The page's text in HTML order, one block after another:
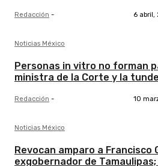
Redacción - 6 abril,
Noticias México
Personas in vitro no forman
ministra de la Corte y la
Redacción - 10
Noticias México
Revocan amparo a Francisco
exgobernador de